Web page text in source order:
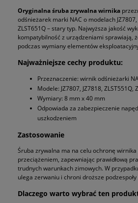
Oryginalna śruba zrywalna wirnika
odśnieżarek marki NAC o modelach JZ7807,
ZLST651Q – stary typ. Najwyższa jakość
kompatybilność z urządzeniami sprawiają,
podczas wymiany elementów
Najważniejsze cechy produktu:
Przeznaczenie: wirnik odśnieżarki
Modele: JZ7807, JZ7818, ZLST551Q,
Wymiary: 8 mm x 40 mm
Odpowiada za zabezpieczenie
uszkodzeniem
Zastosowanie
Śruba zrywalna ma na celu ochronę wirnika
przeciążeniem, zapewniając prawidłową
trudnych warunkach zimowych. W
ulega zerwaniu i chroni droższe podzespoły
Dlaczego warto wybrać ten